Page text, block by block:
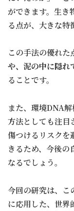
ができます。生き
る点が、大きな特
この手法の優れ
や、泥の中に隠れ
ることです。
また、環境DNA
方法としても注目
傷つけるリスクを
きるため、今後の
なるでしょう。
今回の研究は、こ
に応用した、世界